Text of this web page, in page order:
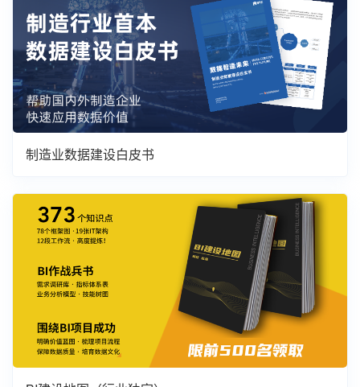
制造业数据建设白皮书